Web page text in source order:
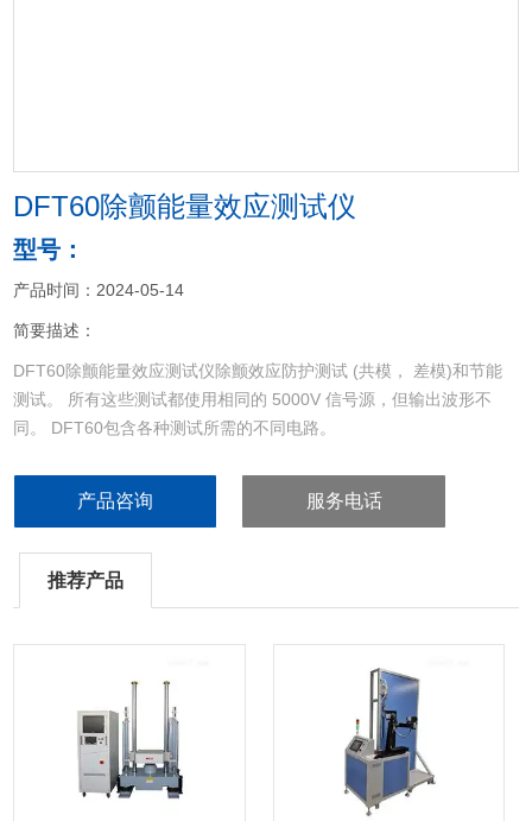
DFT60除颤能量效应测试仪
型号：
产品时间：2024-05-14
简要描述：
DFT60除颤能量效应测试仪除颤效应防护测试 (共模， 差模)和节能
测试。 所有这些测试都使用相同的 5000V 信号源，但输出波形不
同。 DFT60包含各种测试所需的不同电路。
产品咨询 服务电话
推荐产品